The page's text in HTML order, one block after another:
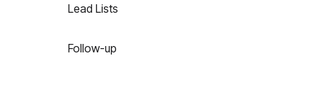
Lead Lists
Follow-up